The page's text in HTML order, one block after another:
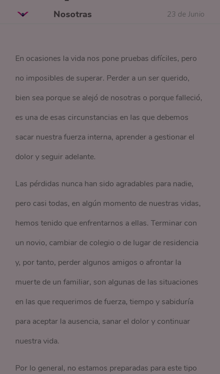
Nosotras 23 de Junio
En ocasiones la vida nos pone pruebas difíciles, pero
no imposibles de superar. Perder a un ser querido,
bien sea porque se alejó de nosotras o porque falleció,
es una de esas circunstancias en las que debemos
sacar nuestra fuerza interna, aprender a gestionar el
dolor y seguir adelante.
Las pérdidas nunca han sido agradables para nadie,
pero casi todas, en algún momento de nuestras vidas,
hemos tenido que enfrentarnos a ellas. Terminar con
un novio, cambiar de colegio o de lugar de residencia
y, por tanto, perder algunos amigos o afrontar la
muerte de un familiar, son algunas de las situaciones
en las que requerimos de fuerza, tiempo y sabiduría
para aceptar la ausencia, sanar el dolor y continuar
nuestra vida.
Por lo general, no estamos preparadas para este tipo